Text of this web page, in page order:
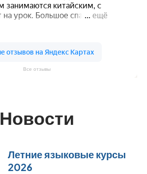
Все отзывы
Новости
Летние языковые курсы
2026